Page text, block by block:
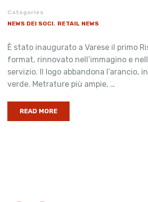
Categories
NEWS DEI SOCI, RETAIL NEWS
È stato inaugurato a Varese il primo
format, rinnovato nell’immagino e
servizio. Il logo abbandona l’arancio,
verde. Metrature più ampie, …
READ MORE